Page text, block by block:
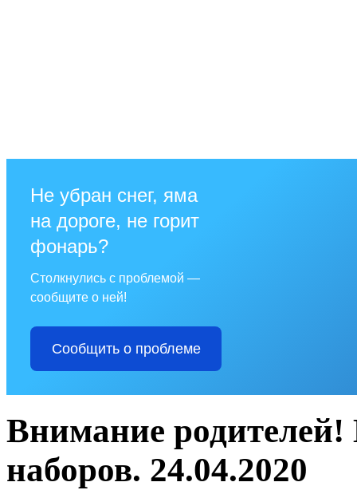
Не убран снег, яма
на дороге, не горит
фонарь?
Столкнулись с проблемой —
сообщите о ней!
Сообщить о проблеме
Внимание
наборов. 24.04.2020